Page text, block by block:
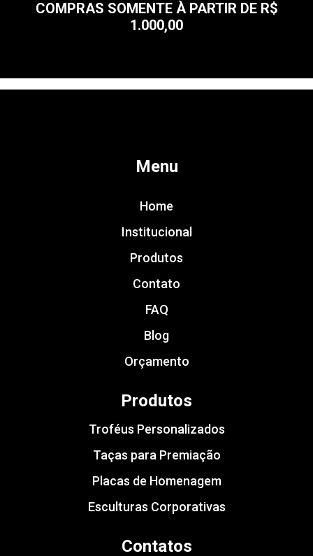
COMPRAS SOMENTE À PARTIR DE R$
1.000,00
Menu
Home
Institucional
Produtos
Contato
FAQ
Blog
Orçamento
Produtos
Troféus Personalizados
Taças para Premiação
Placas de Homenagem
Esculturas Corporativas
Contatos